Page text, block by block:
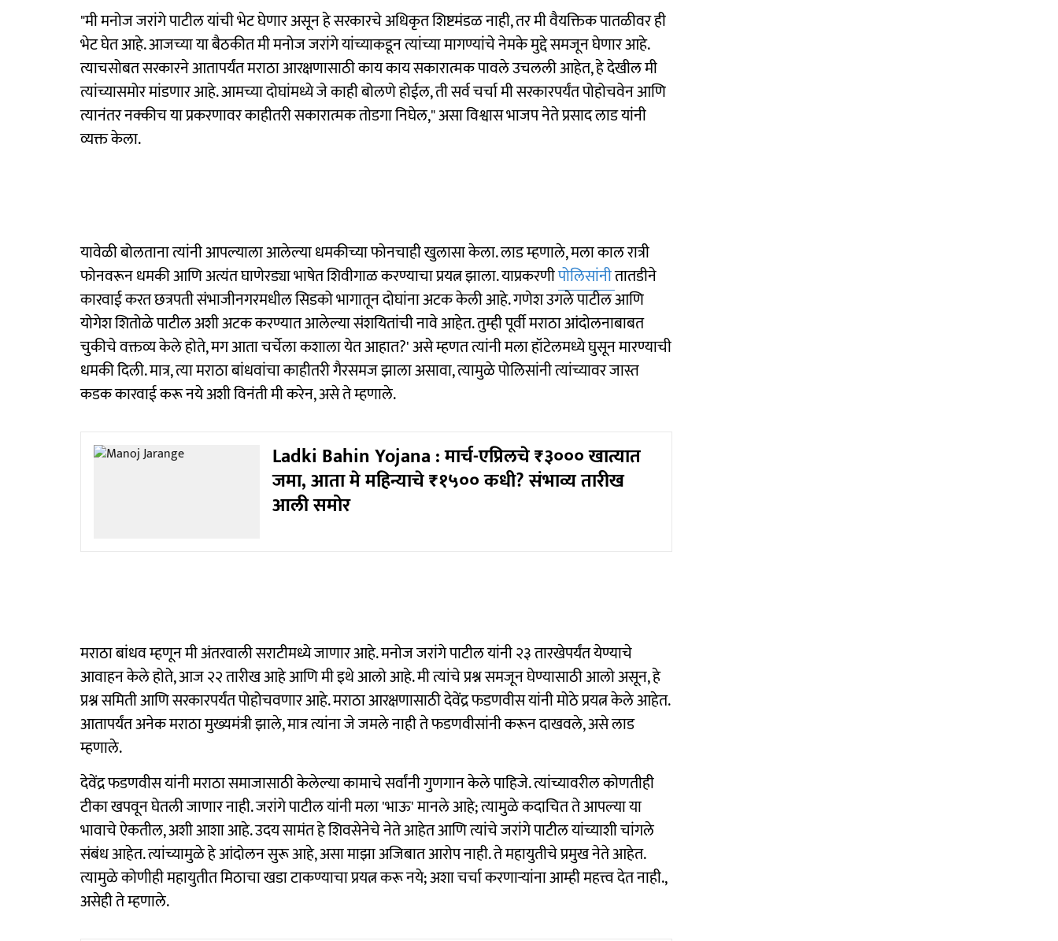
"मी मनोज जरांगे पाटील यांची भेट घेणार असून हे सरकारचे अधिकृत शिष्टमंडळ नाही, तर मी वैयक्तिक पातळीवर ही
भेट घेत आहे. आजच्या या बैठकीत मी मनोज जरांगे यांच्याकडून त्यांच्या मागण्यांचे नेमके मुद्दे समजून घेणार आहे.
त्याचसोबत सरकारने आतापर्यंत मराठा आरक्षणासाठी काय काय सकारात्मक पावले उचलली आहेत, हे देखील मी
त्यांच्यासमोर मांडणार आहे. आमच्या दोघांमध्ये जे काही बोलणे होईल, ती सर्व चर्चा मी सरकारपर्यंत पोहोचवेन आणि
त्यानंतर नक्कीच या प्रकरणावर काहीतरी सकारात्मक तोडगा निघेल," असा विश्वास भाजप नेते प्रसाद लाड यांनी
व्यक्त केला.
यावेळी बोलताना त्यांनी आपल्याला आलेल्या धमकीच्या फोनचाही खुलासा केला. लाड म्हणाले, मला काल रात्री
फोनवरून धमकी आणि अत्यंत घाणेरड्या भाषेत शिवीगाळ करण्याचा प्रयत्न झाला. याप्रकरणीपोलिसांनीतातडीने
कारवाई करत छत्रपती संभाजीनगरमधील सिडको भागातून दोघांना अटक केली आहे. गणेश उगले पाटील आणि
योगेश शितोळे पाटील अशी अटक करण्यात आलेल्या संशयितांची नावे आहेत. तुम्ही पूर्वी मराठा आंदोलनाबाबत
चुकीचे वक्तव्य केले होते, मग आता चर्चेला कशाला येत आहात?' असे म्हणत त्यांनी मला हॉटेलमध्ये घुसून मारण्याची
धमकी दिली. मात्र, त्या मराठा बांधवांचा काहीतरी गैरसमज झाला असावा, त्यामुळे पोलिसांनी त्यांच्यावर जास्त
कडक कारवाई करू नये अशी विनंती मी करेन, असे ते म्हणाले.
Ladki Bahin Yojana : मार्च-एप्रिलचे ₹३००० खात्यात
जमा, आता मे महिन्याचे ₹१५०० कधी? संभाव्य तारीख
आली समोर
मराठा बांधव म्हणून मी अंतरवाली सराटीमध्ये जाणार आहे. मनोज जरांगे पाटील यांनी २३ तारखेपर्यंत येण्याचे
आवाहन केले होते, आज २२ तारीख आहे आणि मी इथे आलो आहे. मी त्यांचे प्रश्न समजून घेण्यासाठी आलो असून, हे
प्रश्न समिती आणि सरकारपर्यंत पोहोचवणार आहे. मराठा आरक्षणासाठी देवेंद्र फडणवीस यांनी मोठे प्रयत्न केले आहेत.
आतापर्यंत अनेक मराठा मुख्यमंत्री झाले, मात्र त्यांना जे जमले नाही ते फडणवीसांनी करून दाखवले, असे लाड
म्हणाले.
देवेंद्र फडणवीस यांनी मराठा समाजासाठी केलेल्या कामाचे सर्वांनी गुणगान केले पाहिजे. त्यांच्यावरील कोणतीही
टीका खपवून घेतली जाणार नाही. जरांगे पाटील यांनी मला 'भाऊ' मानले आहे; त्यामुळे कदाचित ते आपल्या या
भावाचे ऐकतील, अशी आशा आहे. उदय सामंत हे शिवसेनेचे नेते आहेत आणि त्यांचे जरांगे पाटील यांच्याशी चांगले
संबंध आहेत. त्यांच्यामुळे हे आंदोलन सुरू आहे, असा माझा अजिबात आरोप नाही. ते महायुतीचे प्रमुख नेते आहेत.
त्यामुळे कोणीही महायुतीत मिठाचा खडा टाकण्याचा प्रयत्न करू नये; अशा चर्चा करणाऱ्यांना आम्ही महत्त्व देत नाही.,
असेही ते म्हणाले.